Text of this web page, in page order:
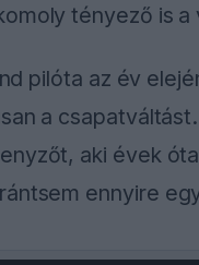
tényező is a
pilóta az év
a
aki évek
ennyire